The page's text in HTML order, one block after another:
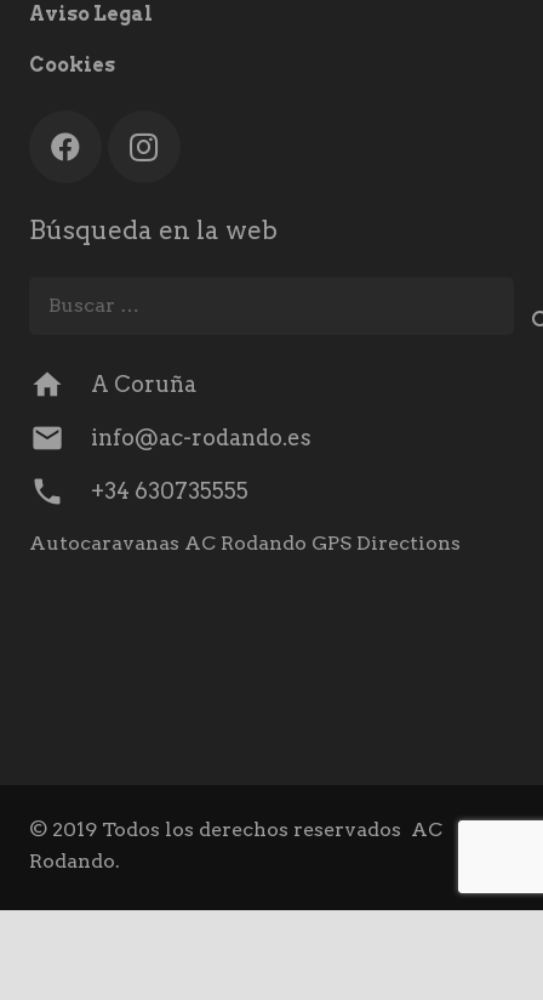
Aviso Legal
Cookies
Búsqueda en la web
home A Coruña
mail info@ac-rodando.es
phone +34 630735555
Autocaravanas AC Rodando GPS Directions
© 2019 Todos los derechos reservados AC
Rodando.